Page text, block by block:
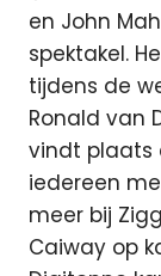
en John
spektakel.
tijdens de
Ronald van
vindt plaats
iedereen
meer bij
Caiway op